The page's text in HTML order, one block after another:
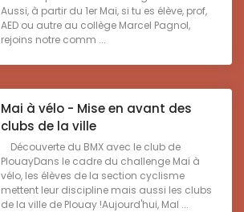
Aussi, à partir du 1er Mai, si tu es élève, prof,
AED ou autre au collège Marcel Pagnol,
rejoins notre comm ...
Mai à vélo - Mise en avant des
clubs de la ville
Découverte du BMX avec le club de
PlouayDans le cadre du challenge Mai à
vélo, les élèves de la section cyclisme
mettent leur discipline mais aussi les clubs
de la ville de Plouay !Aujourd'hui, Mal ...